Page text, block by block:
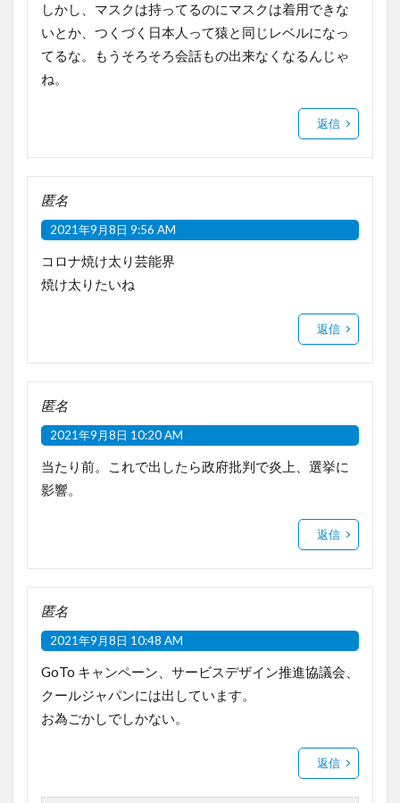
しかし、マスクは持ってるのにマスクは着用できな
いとか、つくづく日本人って猿と同じレベルになっ
てるな。もうそろそろ会話もの出来なくなるんじゃ
ね。
返信
匿名
2021年9月8日 9:56 AM
コロナ焼け太り芸能界
焼け太りたいね
返信
匿名
2021年9月8日 10:20 AM
当たり前。これで出したら政府批判で炎上、選挙に
影響。
返信
匿名
2021年9月8日 10:48 AM
GoTo キャンペーン、サービスデザイン推進協議会、
クールジャパンには出しています。
お為ごかしでしかない。
返信